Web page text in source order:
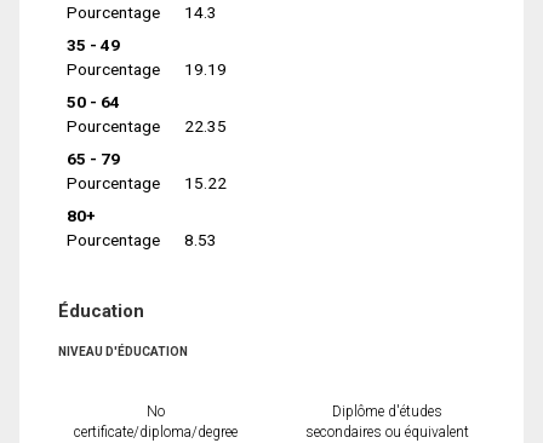
Pourcentage
14.3
35 - 49
Pourcentage
19.19
50 - 64
Pourcentage
22.35
65 - 79
Pourcentage
15.22
80+
Pourcentage
8.53
Éducation
NIVEAU D'ÉDUCATION
No
certificate/diploma/degree
Diplôme d'études
secondaires ou équivalent